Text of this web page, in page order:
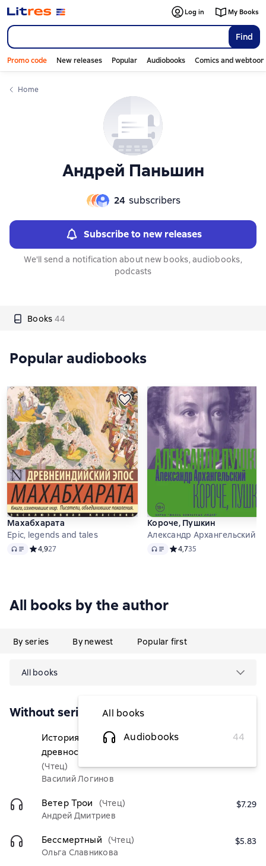
Find
Log in My Books
Promo code New releases Popular Audiobooks Comics and
Home
Андрей Паньшин
24 subscribers
Subscribe to new releases
We'll send a notification about new books, audiobooks,
podcasts
Books 44
Слайдер с книгами
Popular audiobooks
Махабхарата
Epic, legends and tales
Audio Средний рейтинг 4,9 на основе 27 оценок
4,927
Короче, Пушкин
Александр Архангельский
Audio Средний рейтинг 4,7 на
4,735
All books by the author
By series By newest Popular first
All books
All books
Audiobooks
44
Without series
История медицины и врачевания с
древности до наших дней
(Чтец)
Василий Логинов
$6.07
Ветер Трои
(Чтец)
Андрей Дмитриев
$7.29
Бессмертный
(Чтец)
Ольга Славникова
$5.83